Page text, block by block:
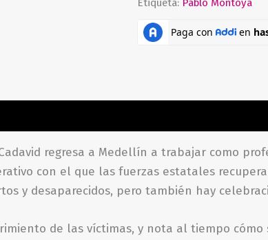
Etiqueta: Pablo Montoya
regresa a Medellín a trabajar como
con el que las fuerzas estatales
y desaparecidos, pero también hay
de las víctimas, y nota al tiempo